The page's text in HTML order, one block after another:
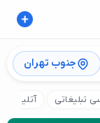
جنوب تهران
تبلیغاتی آتلیه